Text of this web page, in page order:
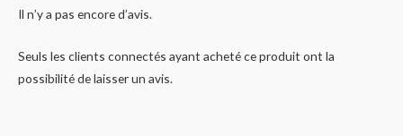
Il n’y a pas encore d’avis.
Seuls les clients connectés ayant acheté ce produit ont la
possibilité de laisser un avis.